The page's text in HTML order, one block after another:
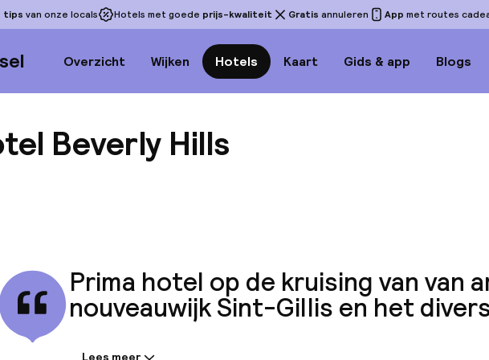
tips van onze locals Hotels met goede prijs-kwaliteit Gratis annuleren App met routes
Overzicht Wijken Hotels Kaart Gids & app Blogs
Beverly Hills
Prima hotel op de kruising van van
nouveauwijk Sint-Gillis en het
Lees meer